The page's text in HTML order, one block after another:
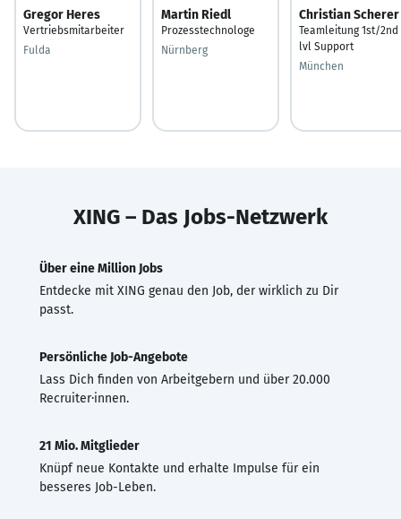
Gregor Heres
Vertriebsmitarbeiter
Fulda
Martin Riedl
Prozesstechnologe
Nürnberg
Christian Scherer
Teamleitung 1st/2nd
lvl Support
München
XING – Das Jobs-Netzwerk
Über eine Million Jobs
Entdecke mit XING genau den Job, der wirklich zu Dir
passt.
Persönliche Job-Angebote
Lass Dich finden von Arbeitgebern und über 20.000
Recruiter·innen.
21 Mio. Mitglieder
Knüpf neue Kontakte und erhalte Impulse für ein
besseres Job-Leben.